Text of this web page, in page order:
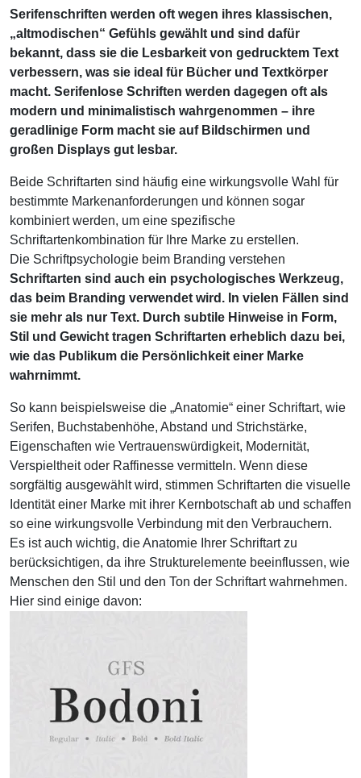
Serifenschriften werden oft wegen ihres klassischen,
„altmodischen“ Gefühls gewählt und sind dafür
bekannt, dass sie die Lesbarkeit von gedrucktem Text
verbessern, was sie ideal für Bücher und Textkörper
macht. Serifenlose Schriften werden dagegen oft als
modern und minimalistisch wahrgenommen – ihre
geradlinige Form macht sie auf Bildschirmen und
großen Displays gut lesbar.
Beide Schriftarten sind häufig eine wirkungsvolle Wahl für
bestimmte Markenanforderungen und können sogar
kombiniert werden, um eine spezifische
Schriftartenkombination für Ihre Marke zu erstellen.
Die Schriftpsychologie beim Branding verstehen
Schriftarten sind auch ein psychologisches Werkzeug,
das beim Branding verwendet wird. In vielen Fällen sind
sie mehr als nur Text. Durch subtile Hinweise in Form,
Stil und Gewicht tragen Schriftarten erheblich dazu bei,
wie das Publikum die Persönlichkeit einer Marke
wahrnimmt.
So kann beispielsweise die „Anatomie“ einer Schriftart, wie
Serifen, Buchstabenhöhe, Abstand und Strichstärke,
Eigenschaften wie Vertrauenswürdigkeit, Modernität,
Verspieltheit oder Raffinesse vermitteln. Wenn diese
sorgfältig ausgewählt wird, stimmen Schriftarten die visuelle
Identität einer Marke mit ihrer Kernbotschaft ab und schaffen
so eine wirkungsvolle Verbindung mit den Verbrauchern.
Es ist auch wichtig, die Anatomie Ihrer Schriftart zu
berücksichtigen, da ihre Strukturelemente beeinflussen, wie
Menschen den Stil und den Ton der Schriftart wahrnehmen.
Hier sind einige davon: